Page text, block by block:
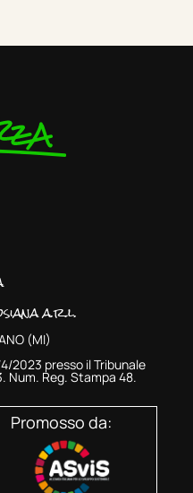
a.r.l.
(MI)
2023 presso il Tribunale
Num. Reg. Stampa 48.
Promosso da: